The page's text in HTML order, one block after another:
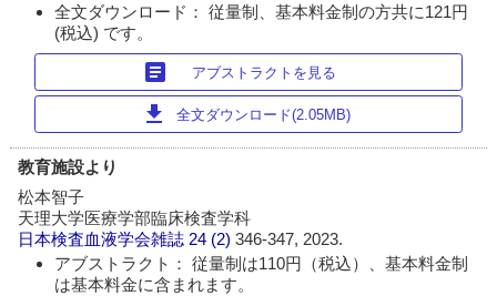
全文ダウンロード： 従量制、基本料金制の方共に121円
(税込) です。
article アブストラクトを見る
download 全文ダウンロード(2.05MB)
教育施設より
松本智子
天理大学医療学部臨床検査学科
日本検査血液学会雑誌 24 (2)346-347, 2023.
アブストラクト： 従量制は110円（税込）、基本料金制
は基本料金に含まれます。